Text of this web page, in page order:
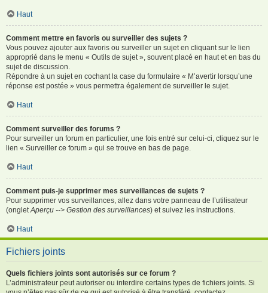
Haut
Comment mettre en favoris ou surveiller des sujets ?
Vous pouvez ajouter aux favoris ou surveiller un sujet en cliquant sur le lien
approprié dans le menu « Outils de sujet », souvent placé en haut et en bas du
sujet de discussion.
Répondre à un sujet en cochant la case du formulaire « M’avertir lorsqu’une
réponse est postée » vous permettra également de surveiller le sujet.
Haut
Comment surveiller des forums ?
Pour surveiller un forum en particulier, une fois entré sur celui-ci, cliquez sur le
lien « Surveiller ce forum » qui se trouve en bas de page.
Haut
Comment puis-je supprimer mes surveillances de sujets ?
Pour supprimer vos surveillances, allez dans votre panneau de l’utilisateur
(onglet Aperçu --> Gestion des surveillances) et suivez les instructions.
Haut
Fichiers joints
Quels fichiers joints sont autorisés sur ce forum ?
L’administrateur peut autoriser ou interdire certains types de fichiers joints. Si